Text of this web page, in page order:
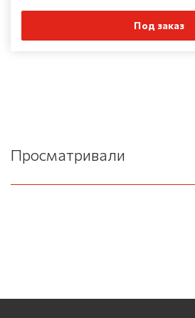
Под заказ
Просматривали